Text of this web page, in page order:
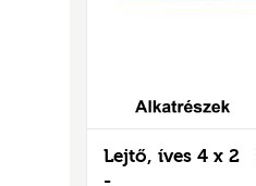
Lejtő, íves 4 x 2
-